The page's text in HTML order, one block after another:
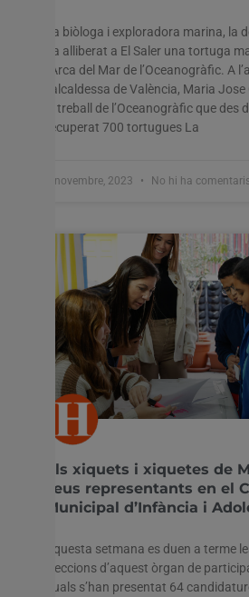
La biòloga i exploradora marina, la
ha alliberat a El Saler una tortuga
l’Arca del Mar de l’Oceanogràfic. A
l’alcaldessa de València, Maria
el treball de l’Oceanogràfic que des
recuperat 700 tortugues La
7 novembre, 2023 No hi ha comentaris
Els xiquets i xiquetes de
seus representants en el
Municipal d’Infància i
Aquesta setmana es duen a terme
eleccions d’aquest òrgan de
quals s’han presentat 64